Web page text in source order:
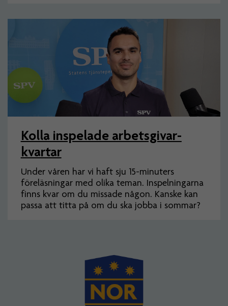
Kolla inspelade arbets­givar­
kvartar
Under våren har vi haft sju 15-minuters
föreläsningar med olika teman. Inspelningarna
finns kvar om du missade någon. Kanske kan
passa att titta på om du ska jobba i sommar?